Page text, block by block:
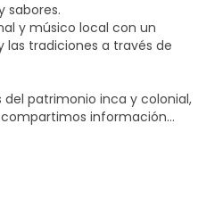
sabores.
y músico local con un
las tradiciones a través de
del patrimonio inca y colonial,
información
gastronómica local,
y conectar de verdad con el
y memorable.